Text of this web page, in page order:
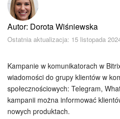
Bezpieczeństwo w
Rejestracja i autoryzacja
Zadania i projekty
CRM
Autor: Dorota Wiśniewska
Ostatnia aktualizacja: 15 listopada
Kampanie w komunikatorach w
wiadomości do grupy klientów w
społecznościowych: Telegram,
kampanii można informować
nowych produktach.